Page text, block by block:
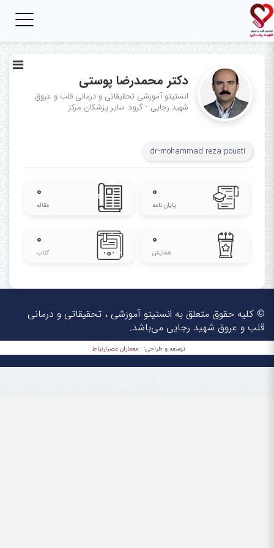
دکتر محمدرضا پوستی
انستیتو آموزشی تحقیقاتی و درمانی قلب و عروق
شهید رجایی - گروه: سایر پزشکان مرکز
dr-mohammad reza pousti
۰
پایان نامه
۰
مقاله
۰
همایش
۰
کتاب
© کلیه حقوق متعلق به انستیتو آموزشی ، تحقیقاتی و درمانی
قلب و عروق شهید رجایی می‌باشد.
توسعه و طراحی: معماران عصر‌ارتباط